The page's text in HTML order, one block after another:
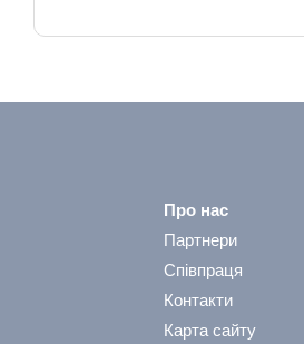
Про нас
Партнери
Співпраця
Контакти
Карта сайту